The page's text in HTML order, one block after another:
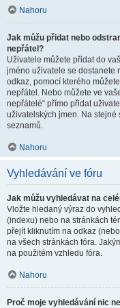
Nahoru
Jak můžu přidat nebo
nepřátel?
Uživatele můžete přidat do
jméno uživatele se dostanete
odkaz, pomocí kterého
nepřátel. Nebo můžete ve
nepřátelé“ přímo přidat
uživatelských jmen. Na stejné
seznamů.
Nahoru
Vyhledávání ve fóru
Jak můžu vyhledávat na
Vložte hledaný výraz do
(indexu) nebo na stránkách
přejít kliknutím na odkaz
na všech stránkách fóra.
na použitém vzhledu fóra.
Nahoru
Proč moje vyhledávání nic